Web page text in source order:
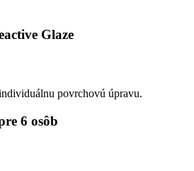
Glaze
povrchovú úpravu.
6 osôb